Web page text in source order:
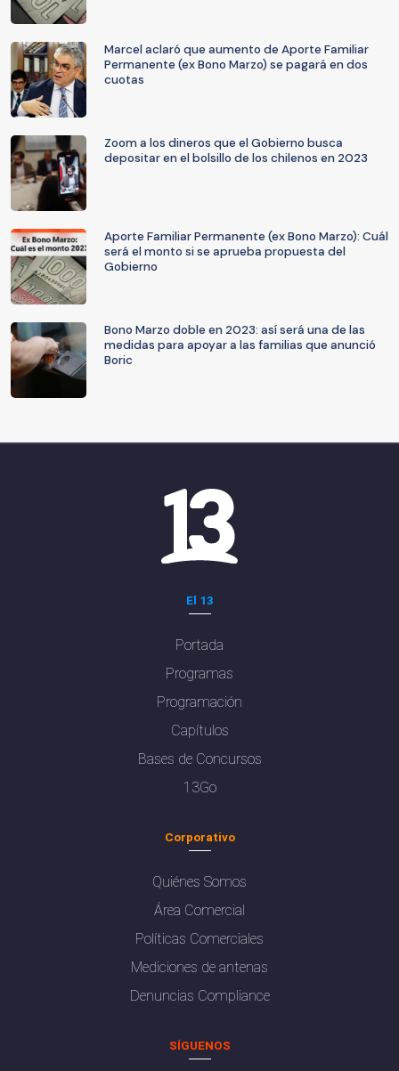
Marcel aclaró que aumento de Aporte Familiar
Permanente (ex Bono Marzo) se pagará en dos
cuotas
Zoom a los dineros que el Gobierno busca
depositar en el bolsillo de los chilenos en 2023
Aporte Familiar Permanente (ex Bono Marzo): Cuál
será el monto si se aprueba propuesta del
Gobierno
Bono Marzo doble en 2023: así será una de las
medidas para apoyar a las familias que anunció
Boric
El 13
Portada
Programas
Programación
Capítulos
Bases de Concursos
13Go
Corporativo
Quiénes Somos
Área Comercial
Políticas Comerciales
Mediciones de antenas
Denuncias Compliance
SÍGUENOS